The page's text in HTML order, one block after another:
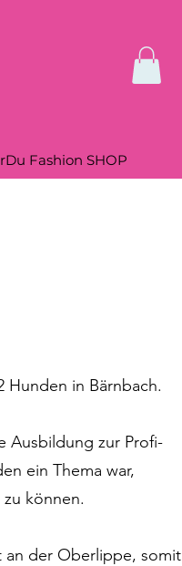
Fashion SHOP
Hunden in Bärnbach.
Ausbildung zur Profi-
ein Thema war,
können.
an der Oberlippe, somit